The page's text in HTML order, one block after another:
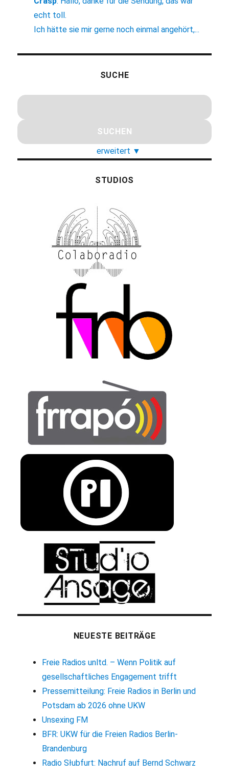
echt toll.
Ich hätte sie mir gerne noch einmal angehört,...
SUCHE
erweitert ▼
STUDIOS
NEUESTE BEITRÄGE
Freie Radios unltd. – Wenn Politik auf
gesellschaftliches Engagement trifft
Pressemitteilung: Freie Radios in Berlin und
Potsdam ab 2026 ohne UKW
Unsexing FM
BFR: UKW für die Freien Radios Berlin-
Brandenburg
Radio Słubfurt: Nachruf auf Bernd Schwarz